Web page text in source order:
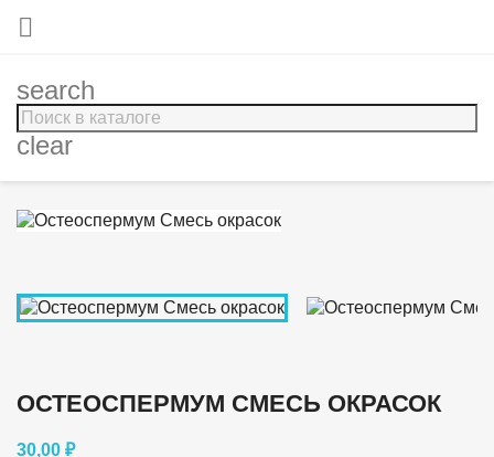

search
clear
ОСТЕОСПЕРМУМ СМЕСЬ ОКРАСОК
30,00 ₽